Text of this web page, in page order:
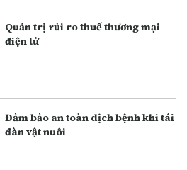
Quản trị rủi ro thuế thương mại
điện tử
Đảm bảo an toàn dịch bệnh khi tái
đàn vật nuôi